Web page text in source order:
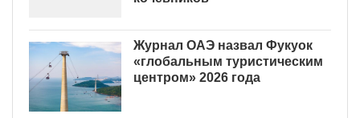
Журнал ОАЭ назвал Фукуок
«глобальным туристическим
центром» 2026 года